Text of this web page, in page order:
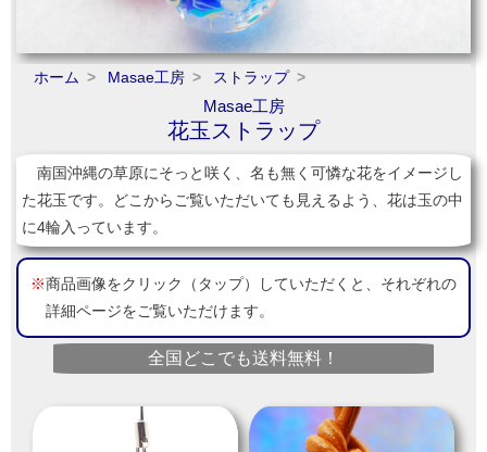
ホーム Masae工房 ストラップ
Masae工房
花玉ストラップ
南国沖縄の草原にそっと咲く、名も無く可憐な花をイメージし
た花玉です。どこからご覧いただいても見えるよう、花は玉の中
に4輪入っています。
※商品画像をクリック（タップ）していただくと、それぞれの
詳細ページをご覧いただけます。
全国どこでも送料無料！